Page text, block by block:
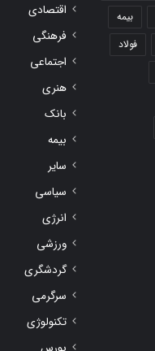
بیمه
فولاد
اقتصادی
فرهنگی
اجتماعی
هنری
بانک
بیمه
سایر
سیاسی
انرژی
ورزشی
گردشگری
سرگرمی
تکنولوژی